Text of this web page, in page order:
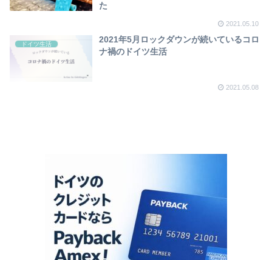
た
2021.05.10
ドイツ生活
2021年5月ロックダウンが続いているコロ
ナ禍のドイツ生活
2021.05.08